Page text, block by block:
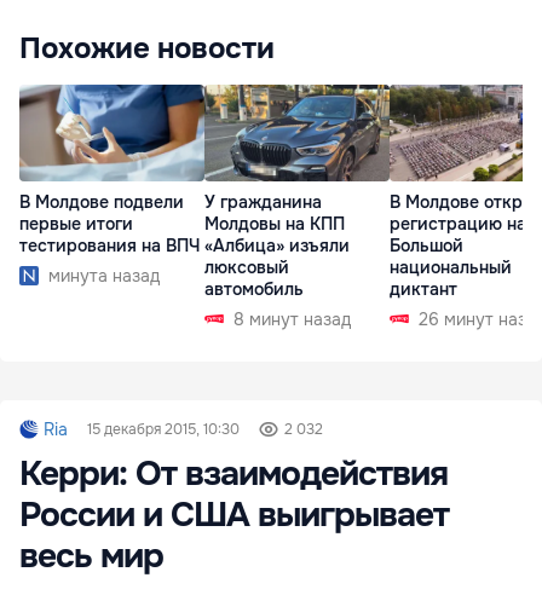
Похожие новости
В Молдове подвели
первые итоги
тестирования на ВПЧ
минута назад
У гражданина
Молдовы на КПП
«Албица» изъяли
люксовый
автомобиль
8 минут назад
В Молдове
регистрацию на
Большой
национальный
диктант
26 минут
Ria 15 декабря 2015, 10:30 2 032
Керри: От взаимодействия
России и США выигрывает
весь мир